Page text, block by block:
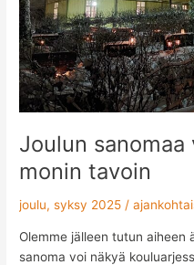
Joulun
monin tavoin
joulu,syksy 2025 /
Olemme jälleen tutun aiheen
sanoma voi näkyä